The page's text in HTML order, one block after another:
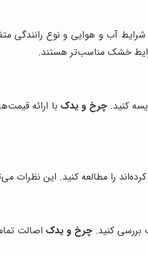
آب و هوایی و نوع رانندگی
خشک مناسب‌تر هستند.
کنید.چرخ و یدک با ارائه
را مطالعه کنید. این نظرات
بررسی کنید. چرخ و یدک اصالت